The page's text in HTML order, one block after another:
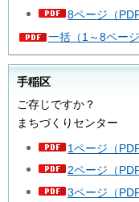
8ページ（
一括（1～8ペー
手稲区
ご存じですか？
まちづくりセンター
1ページ（
2ページ（
3ページ（